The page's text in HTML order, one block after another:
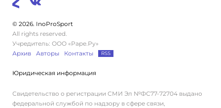
© 2026. InoProSport
All rights reserved.
Учредитель: ООО «Раре.Ру»
Архив
Авторы Контакты RSS
Юридическая информация
Свидетельство о регистрации СМИ Эл №ФС77-72704 выдано
федеральной службой по надзору в сфере связи,